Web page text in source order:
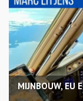
MIJNBOUW, EU